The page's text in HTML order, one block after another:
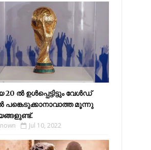
ല്‍ ഉള്‍പ്പെട്ടിട്ടും വേള്‍ഡ്
പങ്കെടുക്കാനാവാത്ത മൂന്നു
Jul 10, 2022